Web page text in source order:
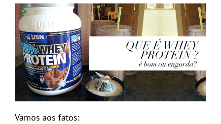
Vamos aos fatos: